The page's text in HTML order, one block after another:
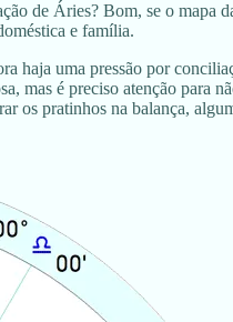
de Áries? Bom, se o
e família.
haja uma pressão por
é preciso atenção para
os pratinhos na balança,